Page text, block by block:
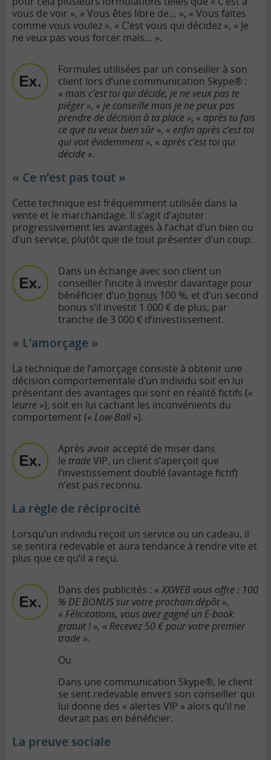
vous de voir », « Vous êtes libre de… », « Vous faites
comme vous voulez », « C’est vous qui décidez », « Je
ne veux pas vous forcer mais… ».
Formules utilisées par un conseiller à son
client lors d’une communication Skype® :
« mais c’est toi qui décide, je ne veux pas te
piéger », « je conseille mais je ne peux pas
prendre de décision à ta place », « après tu fais
ce que tu veux bien sûr », « enfin après c’est toi
qui voit évidemment », « après c’est toi qui
décide ».
« Ce n’est pas tout »
Cette technique est fréquemment utilisée dans la
vente et le marchandage. Il s’agit d’ajouter
progressivement les avantages à l’achat d’un bien ou
d’un service, plutôt que de tout présenter d’un coup.
Dans un échange avec son client un
conseiller l’incite à investir davantage pour
bénéficier d’un bonus 100 %, et d’un second
bonus s’il investit 1 000 € de plus, par
tranche de 3 000 € d’investissement.
« L’amorçage »
La technique de l’amorçage consiste à obtenir une
décision comportementale d’un individu soit en lui
présentant des avantages qui sont en réalité fictifs («
leurre »), soit en lui cachant les inconvénients du
comportement (« Low-Ball »).
Après avoir accepté de miser dans
le trade VIP, un client s’aperçoit que
l’investissement doublé (avantage fictif)
n’est pas reconnu.
La règle de réciprocité
Lorsqu’un individu reçoit un service ou un cadeau, il
se sentira redevable et aura tendance à rendre vite et
plus que ce qu’il a reçu.
Dans des publicités : «XXWEB vous offre : 100
% DE BONUS sur votre prochain dépôt»,
« Félicitations, vous avez gagné un E-book
gratuit ! », « Recevez 50 € pour votre premier
trade ».
Ou
Dans une communication Skype®, le client
se sent redevable envers son conseiller qui
lui donne des « alertes VIP » alors qu’il ne
devrait pas en bénéficier.
La preuve sociale